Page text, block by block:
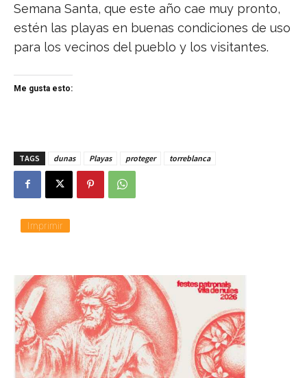
Semana Santa, que este año cae muy pronto,
estén las playas en buenas condiciones de uso
para los vecinos del pueblo y los visitantes.
Me gusta esto:
TAGS dunas Playas proteger torreblanca
Imprimir